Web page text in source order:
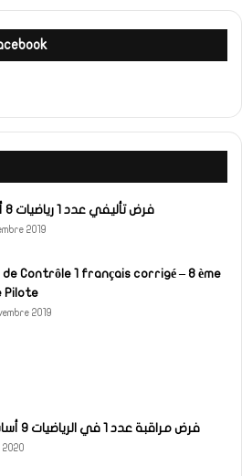
فرض تأليفي عدد 1 رياضيات 8 أساسي
2019
Contrôle 1 français corrigé – 8 ème
Pilote
2019
فرض مراقبة عدد 1 في الرياضيات 9 أساسي ـ 3
2020